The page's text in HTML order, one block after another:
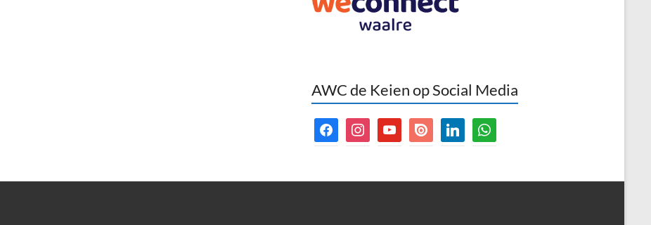
AWC de Keien op Social Media
facebookinstagramyoutubeissuu linkedinwhatsapp